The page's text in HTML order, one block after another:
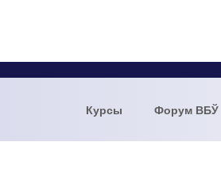
Курсы Форум ВБЎ